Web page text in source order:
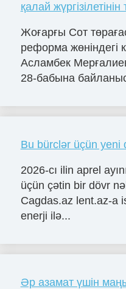
қалай жүргізілетінін
Жоғарғы Сот
реформа жөніндегі
Асламбек
28-бабына
Bu bürclər üçün yeni
2026-cı ilin aprel
üçün çətin bir dövr
Cagdas.az lent.az-a
enerji ilə...
Әр азамат үшін